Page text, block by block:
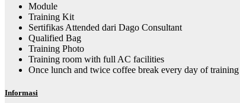
Module
Training Kit
Sertifikas Attended dari Dago Consultant
Qualified Bag
Training Photo
Training room with full AC facilities
Once lunch and twice coffee break every day of training
Informasi